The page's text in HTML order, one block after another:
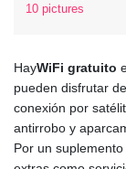
10 pictures
HayWiFi gratuito
pueden disfrutar
conexión por
antirrobo y
Por un